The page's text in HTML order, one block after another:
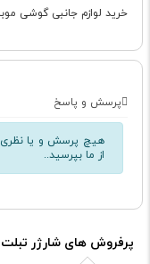
خرید لوازم جانبی گوشی
پرسش و پاسخ
هیچ پرسش و یا نظری
از ما بپرسید..
پرفروش های شارژر تبلت